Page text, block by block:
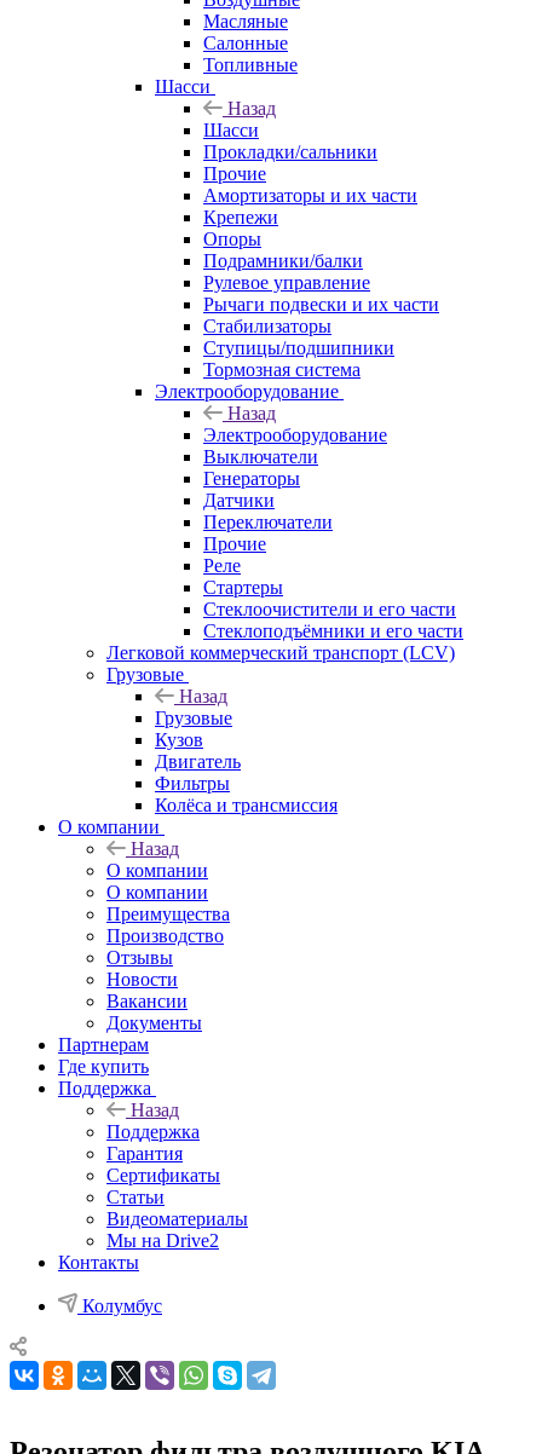
Масляные
Салонные
Топливные
Шасси
Назад
Шасси
Прокладки/сальники
Прочие
Амортизаторы и их части
Крепежи
Опоры
Подрамники/балки
Рулевое управление
Рычаги подвески и их части
Стабилизаторы
Ступицы/подшипники
Тормозная система
Электрооборудование
Назад
Электрооборудование
Выключатели
Генераторы
Датчики
Переключатели
Прочие
Реле
Стартеры
Стеклоочистители и его части
Стеклоподъёмники и его части
Легковой коммерческий транспорт (LCV)
Грузовые
Назад
Грузовые
Кузов
Двигатель
Фильтры
Колёса и трансмиссия
О компании
Назад
О компании
О компании
Преимущества
Производство
Отзывы
Новости
Вакансии
Документы
Партнерам
Где купить
Поддержка
Назад
Поддержка
Гарантия
Сертификаты
Статьи
Видеоматериалы
Мы на Drive2
Контакты
Колумбус